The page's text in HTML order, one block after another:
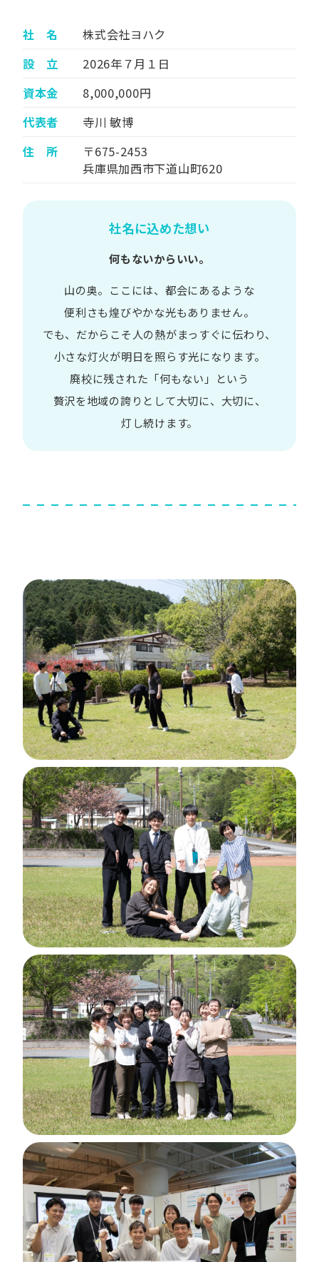
社 名
株式会社ヨハク
設 立
2026年７月１日
資本金
8,000,000円
代表者
寺川 敏博
住 所
〒675-2453
兵庫県加西市下道山町620
社名に込めた想い
何もないからいい。
山の​奥。​ここには、​都会に​あるような​
便利さも煌びやかな​光も​ありません。​
でも、​だから​こそ 人の​熱が​まっすぐに​伝わり、
小さな​灯火が​明日を​照らす光に​なります。
廃校に​残された​「何も​ない」と​いう​
贅沢を地域の​誇りと​して大切に、​大切に、​
灯し続けます。​